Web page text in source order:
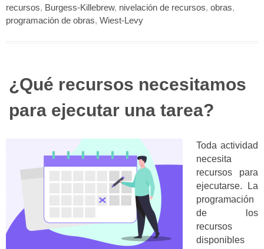
recursos, Burgess-Killebrew, nivelación de recursos, obras,
programación de obras, Wiest-Levy
¿Qué recursos necesitamos
para ejecutar una tarea?
Toda actividad
necesita
recursos para
ejecutarse. La
programación
de los
recursos
disponibles